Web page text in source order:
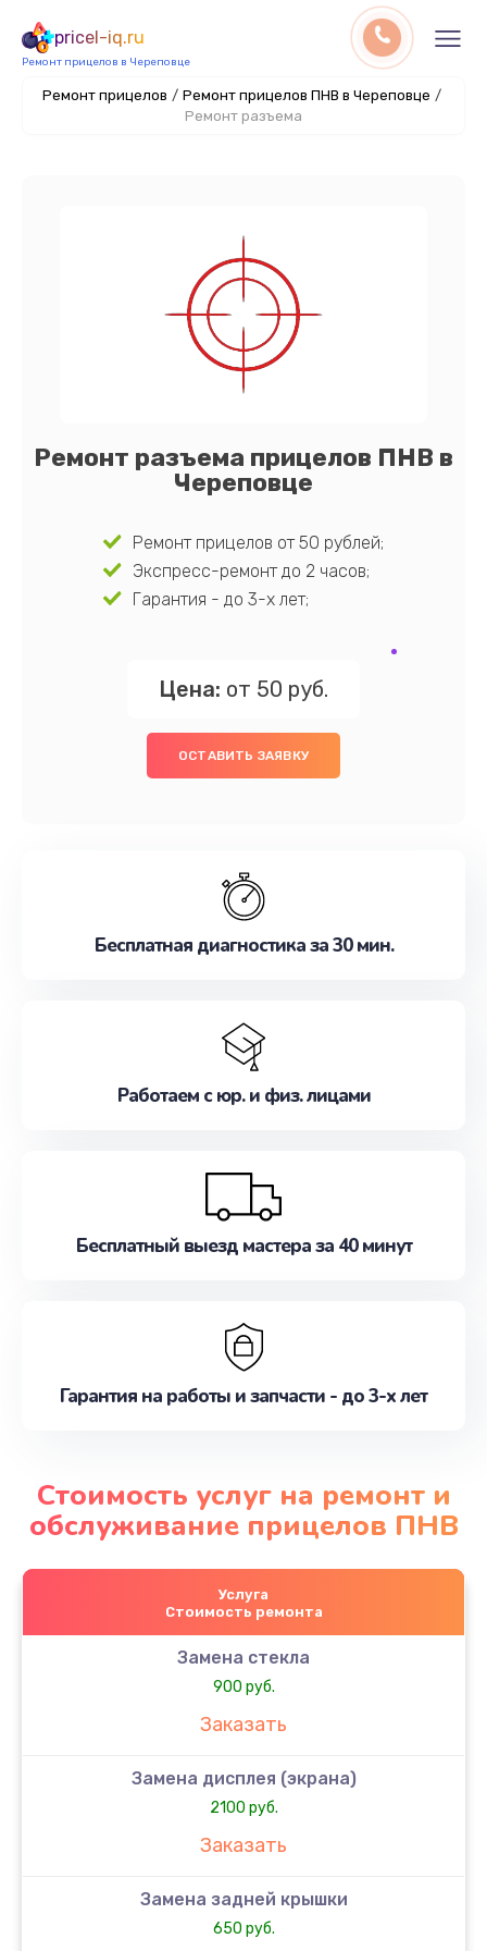
pricel-iq.ru
Ремонт прицелов в Череповце
Ремонт прицелов / Ремонт прицелов ПНВ в Череповце /
Ремонт разъема
Ремонт разъема прицелов ПНВ в
Череповце
Ремонт прицелов от 50 рублей;
Экспресс-ремонт до 2 часов;
Гарантия - до 3-х лет;
Цена: от 50 руб.
ОСТАВИТЬ ЗАЯВКУ
Бесплатная диагностика за 30 мин.
Работаем с юр. и физ. лицами
Бесплатный выезд мастера за 40 минут
Гарантия на работы и запчасти - до 3-х лет
Стоимость услуг на ремонт и
обслуживание прицелов ПНВ
Услуга
Стоимость ремонта
Замена стекла
900 руб.
Заказать
Замена дисплея (экрана)
2100 руб.
Заказать
Замена задней крышки
650 руб.